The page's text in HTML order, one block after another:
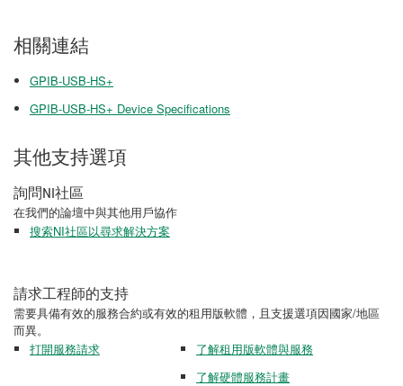
相關連結
GPIB-USB-HS+
GPIB-USB-HS+ Device Specifications
其他支持選項
詢問NI社區
在我們的論壇中與其他用戶協作
搜索NI社區以尋求解決方案
請求工程師的支持
需要具備有效的服務合約或有效的租用版軟體，且支援選項因國家/地區
而異。
打開服務請求
了解租用版軟體與服務
了解硬體服務計畫